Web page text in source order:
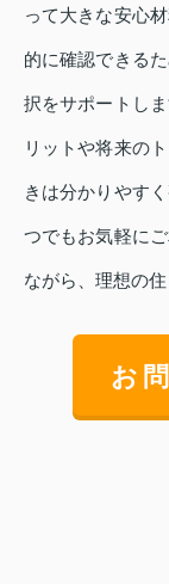
って大きな安心
的に確認できる
択をサポートし
リットや将来の
きは分かりやす
つでもお気軽に
ながら、理想の
お